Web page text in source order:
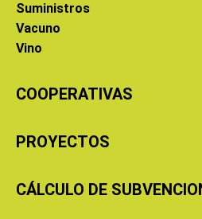
Suministros
Vacuno
Vino
COOPERATIVAS
PROYECTOS
CÁLCULO DE